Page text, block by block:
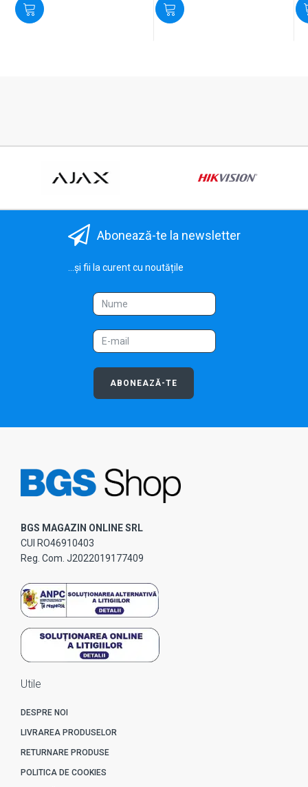
Abonează-te la newsletter
...și fii la curent cu noutățile
ABONEAZĂ-TE
BGS MAGAZIN ONLINE SRL
CUI RO46910403
Reg. Com. J2022019177409
Utile
DESPRE NOI
LIVRAREA PRODUSELOR
RETURNARE PRODUSE
POLITICA DE COOKIES